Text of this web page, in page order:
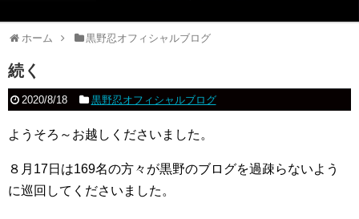
ホーム 黒野忍オフィシャルブログ
続く
2020/8/18 黒野忍オフィシャルブログ
ようそろ～お越しくださいました。
８月17日は169名の方々が黒野のブログを過疎らないよう
に巡回してくださいました。